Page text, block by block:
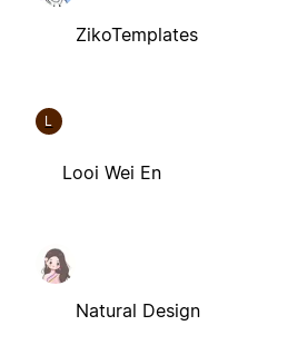
ZikoTemplates
L
Looi Wei En
Natural Design